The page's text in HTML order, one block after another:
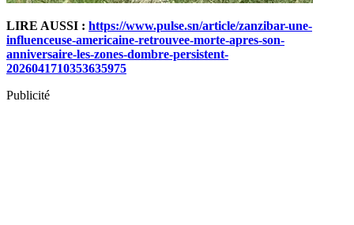
LIRE AUSSI : https://www.pulse.sn/article/zanzibar-une-
influenceuse-americaine-retrouvee-morte-apres-son-
anniversaire-les-zones-dombre-persistent-
2026041710353635975
Publicité